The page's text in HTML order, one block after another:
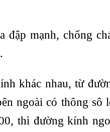
đập mạnh, chống
khác nhau, từ
ngoài có thông sô
thì đường kính